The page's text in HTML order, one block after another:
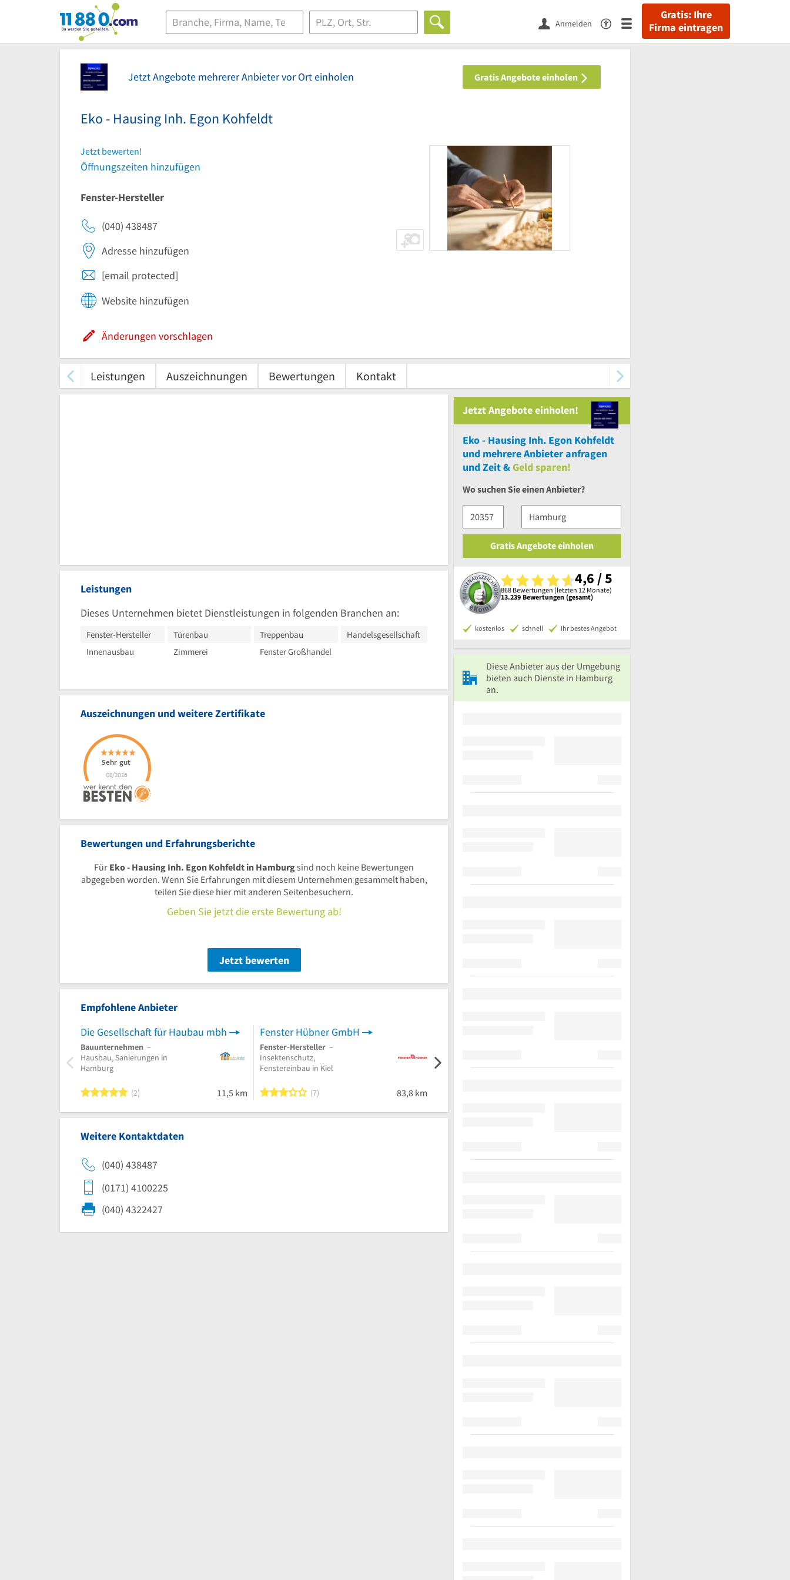
11880.com
Gratis: Ihre
Firma eintragen
Anmelden
Jetzt Angebote mehrerer Anbieter vor Ort einholen Gratis Angebote einholen
Eko - Hausing Inh. Egon Kohfeldt
Jetzt bewerten!
Öffnungszeiten hinzufügen
Fenster-Hersteller
(040) 438487
Adresse hinzufügen
[email protected]
Website hinzufügen
Änderungen vorschlagen
Leistungen Auszeichnungen Bewertungen Kontakt
Leistungen
Dieses Unternehmen bietet Dienstleistungen in folgenden Branchen an:
Fenster-Hersteller Türenbau Treppenbau
Handelsgesellschaft
Innenausbau
Zimmerei Fenster Großhandel
Auszeichnungen und weitere Zertifikate
Bewertungen und Erfahrungsberichte
Für Eko - Hausing Inh. Egon Kohfeldt in Hamburgsind noch keine Bewertungen
abgegeben worden. Wenn Sie Erfahrungen mit diesem Unternehmen gesammelt haben,
teilen Sie diese hier mit anderen Seitenbesuchern.
Geben Sie jetzt die erste Bewertung ab!
Jetzt bewerten
Empfohlene Anbieter
Die Gesellschaft für Haubau mbh
Bauunternehmen –
Hausbau, Sanierungen in
Hamburg
5 von 5 Sternen
2 11,5 km
Fenster Hübner GmbH
Fenster-Hersteller –
Insektenschutz,
Fenstereinbau in Kiel
3 von 5 Sternen
7 83,8 km
Weitere Kontaktdaten
(040) 438487
(0171) 4100225
(040) 4322427
Jetzt Angebote einholen!
Eko - Hausing Inh. Egon Kohfeldt
und mehrereAnbieter anfragen
und Zeit &Geld sparen!
Wo suchen Sie einen Anbieter?
Gratis Angebote einholen
4,6 / 5
868 Bewertungen (letzten 12 Monate)
13.239 Bewertungen (gesamt)
kostenlos schnell Ihr bestes Angebot
Diese Anbieter aus der Umgebung
bieten auch Dienste in Hamburg
an.